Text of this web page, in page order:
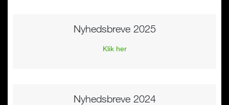
Nyhedsbreve 2025
Klik her
Nyhedsbreve 2024